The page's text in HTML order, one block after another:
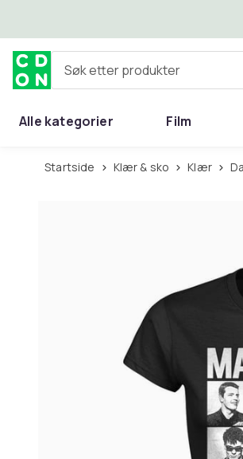
Søk etter produkter
Alle kategorier Film
Startside Klær & sko Klær